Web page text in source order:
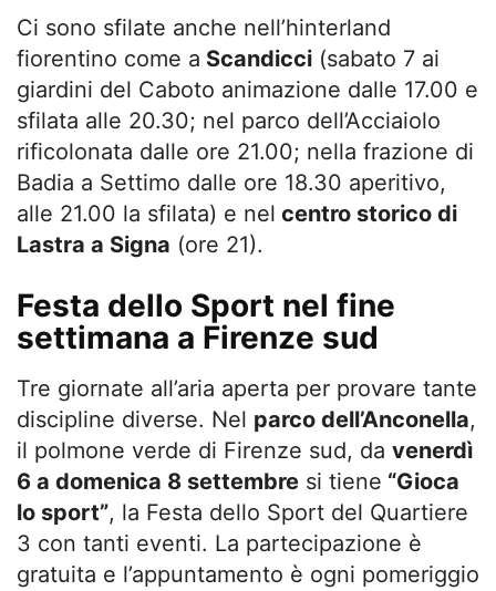
Ci sono sfilate anche nell’hinterland
fiorentino come a Scandicci (sabato 7 ai
giardini del Caboto animazione dalle 17.00 e
sfilata alle 20.30; nel parco dell’Acciaiolo
rificolonata dalle ore 21.00; nella frazione di
Badia a Settimo dalle ore 18.30 aperitivo,
alle 21.00 la sfilata) e nel centro storico di
Lastra a Signa (ore 21).
Festa dello Sport nel fine
settimana a Firenze sud
Tre giornate all’aria aperta per provare tante
discipline diverse. Nel parco dell’Anconella,
il polmone verde di Firenze sud, da venerdì
6 a domenica 8 settembre si tiene “Gioca
lo sport”, la Festa dello Sport del Quartiere
3 con tanti eventi. La partecipazione è
gratuita e l’appuntamento è ogni pomeriggio